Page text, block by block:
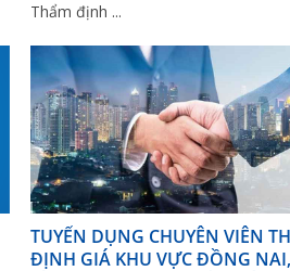
Thẩm định ...
TUYỂN DỤNG CHUYÊN VIÊN
ĐỊNH GIÁ KHU VỰC ĐỒNG NAI,